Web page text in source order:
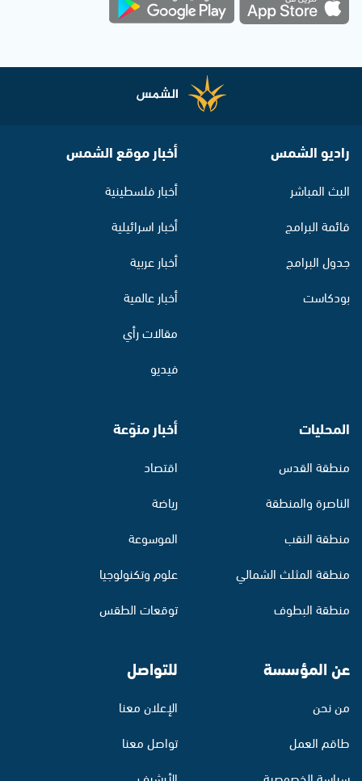
راديو الشمس
البث المباشر
قائمة البرامج
جدول البرامج
بودكاست
أخبار موقع الشمس
أخبار فلسطينية
أخبار اسرائيلية
أخبار عربية
أخبار عالمية
مقالات رأي
فيديو
المحليات
منطقة القدس
الناصرة والمنطقة
منطقة النقب
منطقة المثلث الشمالي
منطقة البطوف
أخبار منوّعة
اقتصاد
رياضة
الموسوعة
علوم وتكنولوجيا
توقعات الطقس
عن المؤسسة
من نحن
طاقم العمل
للتواصل
الإعلان معنا
تواصل معنا